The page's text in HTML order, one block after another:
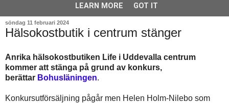
söndag 11 februari 2024
Hälsokostbutik i centrum stänger
Anrika hälsokostbutiken Life i Uddevalla centrum
kommer att stänga på grund av konkurs,
berättar Bohusläningen.
Konkursutförsäljning pågår men Helen Holm-Nilebo som
LEARN MORE GOT IT